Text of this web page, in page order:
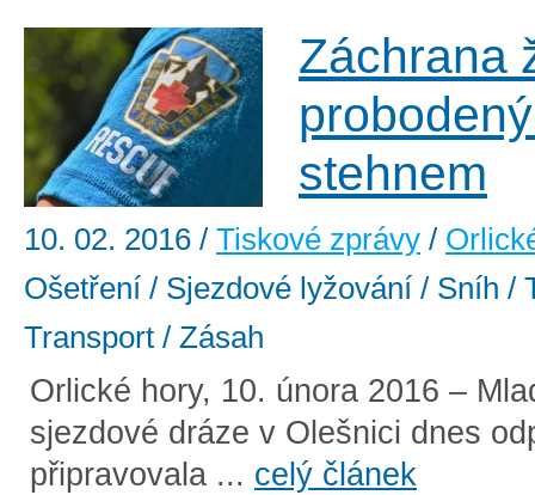
Záchrana
stehnem
10. 02. 2016 / Tiskové zprávy /
Ošetření / Sjezdové lyžování / Sníh /
Transport / Zásah
Orlické hory, 10. února 2016 –
sjezdové dráze v Olešnici dnes
připravovala ... celý článek